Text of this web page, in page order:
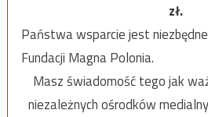
zł.
Państwa wsparcie jest
Fundacji Magna Polonia.
Masz świadomość tego jak
niezależnych ośrodków